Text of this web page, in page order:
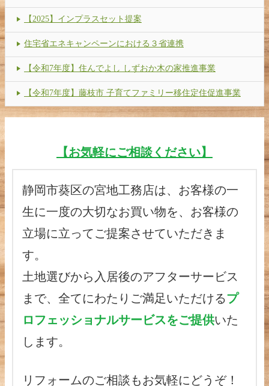
【2025】インプラスセット提案
住宅省エネキャンペーンにおける３省連携
【令和7年度】住んでよし しずおか木の家推進事業
【令和7年度】藤枝市 子育てファミリー移住定住促進事業
【お気軽にご相談ください】
静岡市葵区の宮地工務店は、お客様の一
生に一度の大切なお買い物を、お客様の
立場に立ってご提案させていただきま
す。
土地選びから入居後のアフターサービス
まで、全てにわたりご満足いただけるプ
ロフェッショナルサービスをご提供いた
します。
リフォームのご相談もお気軽にどうぞ！